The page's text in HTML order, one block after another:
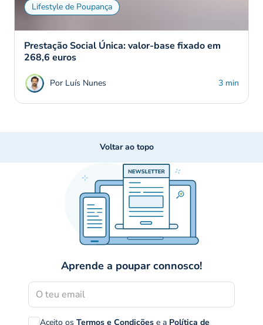
Lifestyle de Poupança
Prestação Social Única: valor-base fixado em
268,6 euros
Por Luís Nunes 3 min
Voltar ao topo
Aprende a poupar connosco!
Aceito os Termos e Condições e a Política de